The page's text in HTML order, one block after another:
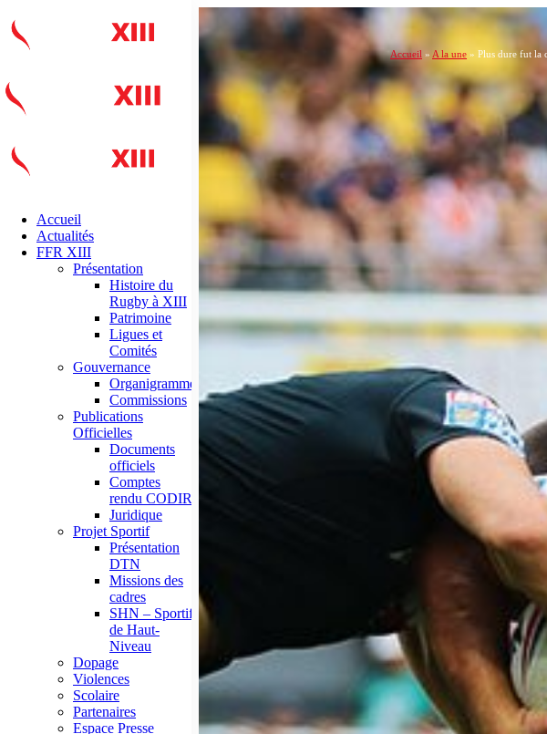
Accueil
Actualités
FFR XIII
Présentation
Histoire du
Rugby à XIII
Patrimoine
Ligues et
Comités
Gouvernance
Organigramme
Commissions
Publications
Officielles
Documents
officiels
Comptes
rendu CODIR
Juridique
Projet Sportif
Présentation
DTN
Missions des
cadres
SHN – Sportif
de Haut-
Niveau
Dopage
Violences
Scolaire
Partenaires
Espace Presse
Accueil » A la une » Plus dure fut la